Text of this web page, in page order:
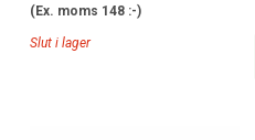
(Ex. moms 148 :-)
Slut i lager